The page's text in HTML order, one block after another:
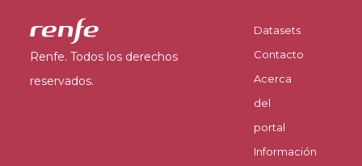
Renfe. Todos los derechos
reservados.
Datasets
Contacto
Acerca
del
portal
Información